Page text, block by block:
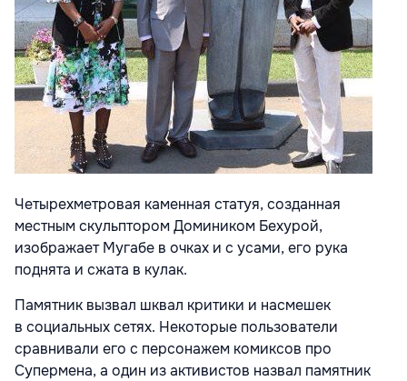
Четырехметровая каменная статуя, созданная
местным скульптором Домиником Бехурой,
изображает Мугабе в очках и с усами, его рука
поднята и сжата в кулак.
Памятник вызвал шквал критики и насмешек
в социальных сетях. Некоторые пользователи
сравнивали его с персонажем комиксов про
Супермена, а один из активистов назвал памятник